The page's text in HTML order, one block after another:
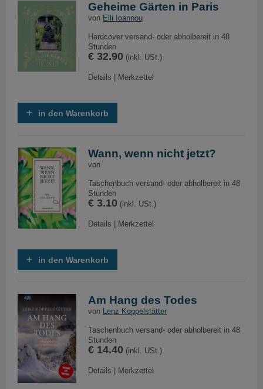
Geheime Gärten in Paris
von Elli Ioannou
Hardcover versand- oder abholbereit in 48
Stunden
€ 32.90 (inkl. USt.)
Details Merkzettel
in den Warenkorb
Wann, wenn nicht jetzt?
von
Taschenbuch versand- oder abholbereit in 48
Stunden
€ 3.10 (inkl. USt.)
Details Merkzettel
in den Warenkorb
Am Hang des Todes
von Lenz Koppelstätter
Taschenbuch versand- oder abholbereit in 48
Stunden
€ 14.40 (inkl. USt.)
Details Merkzettel